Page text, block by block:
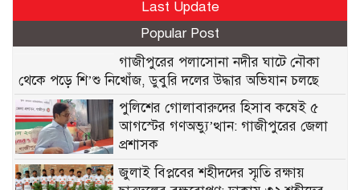
Last Update
Popular Post
গাজীপুরের পলাসোনা নদীর ঘাটে নৌকা
থেকে পড়ে শি’শু নিখোঁজ, ডুবুরি দলের উদ্ধার অভিযান চলছে
পুলিশের গোলাবারুদের হিসাব কষেই ৫
আগস্টের গণঅভ্যু’ত্থান: গাজীপুরের জেলা
প্রশাসক
জুলাই বিপ্লবের শহীদদের স্মৃতি রক্ষায়